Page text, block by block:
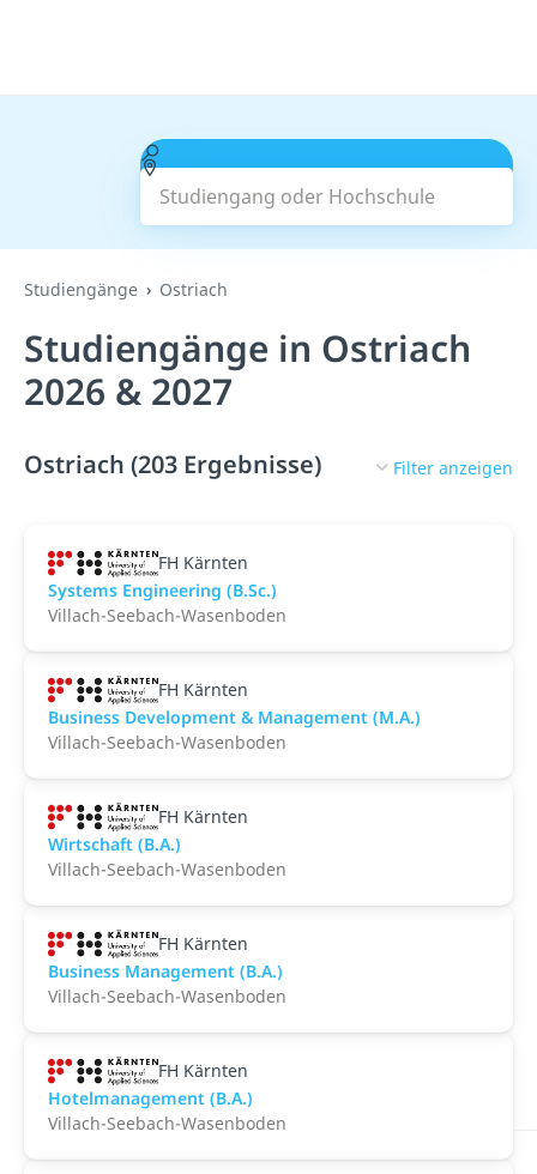
Studiengang oder Hochschule
Suchen
Studiengänge Ostriach
Studiengänge in Ostriach
2026 & 2027
Ostriach (203 Ergebnisse) Filter anzeigen
FH Kärnten
Systems Engineering (B.Sc.)
Villach-Seebach-Wasenboden
FH Kärnten
Business Development & Management (M.A.)
Villach-Seebach-Wasenboden
FH Kärnten
Wirtschaft (B.A.)
Villach-Seebach-Wasenboden
FH Kärnten
Business Management (B.A.)
Villach-Seebach-Wasenboden
FH Kärnten
Hotelmanagement (B.A.)
Villach-Seebach-Wasenboden